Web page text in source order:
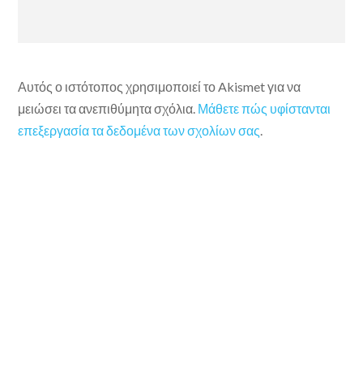
Αυτός ο ιστότοπος χρησιμοποιεί το Akismet για να
μειώσει τα ανεπιθύμητα σχόλια. Μάθετε πώς υφίστανται
επεξεργασία τα δεδομένα των σχολίων σας.